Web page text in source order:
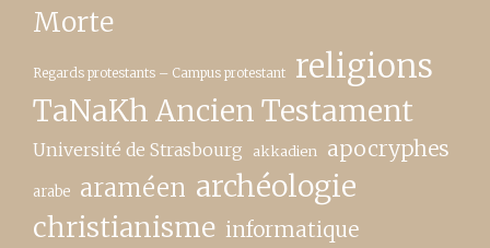
Morte
Regards protestants – Campus protestant religions
TaNaKh Ancien Testament
Université de Strasbourg akkadien apocryphes
arabe araméen archéologie
christianisme informatique